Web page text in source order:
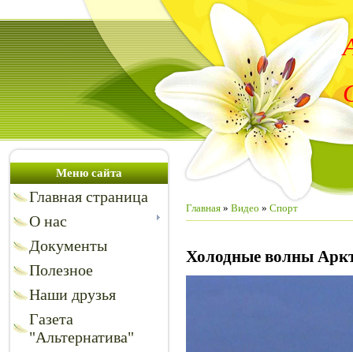
Меню сайта
Главная страница
О нас
Документы
Полезное
Наши друзья
Газета
"Альтернатива"
Главная » Видео » Спорт
Холодные волны